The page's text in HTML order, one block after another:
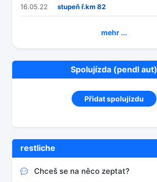
16.05.22 stupeň ř.km 82
mehr ...
Spolujízda (pendl aut)
Přidat spolujízdu
restliche
Chceš se na něco zeptat?